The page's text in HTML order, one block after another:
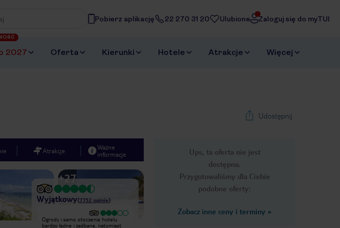
której szukasz
Pobierz aplikację 22 270 31 20 Ulubione Zaloguj się do myTUI
2027 Oferta Kierunki Hotele Atrakcje Więcej
Udostępnij
Ups, ta oferta nie jest
dostępna.
Przygotowaliśmy dla Ciebie
podobne oferty:
Zobacz inne ceny i terminy »
Atrakcje
Ważne
informacje
Next slide
1/33
+27
Wyjątkowy(7752 opinie)
lipiec
Ogrody i samo otoczenie hotelu
bardzo ładne i zadbane, natomiast
Bardzo dobry